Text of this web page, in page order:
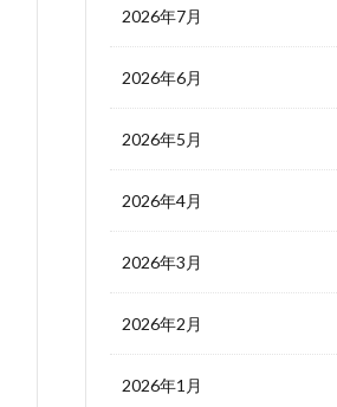
2026年7月
2026年6月
2026年5月
2026年4月
2026年3月
2026年2月
2026年1月